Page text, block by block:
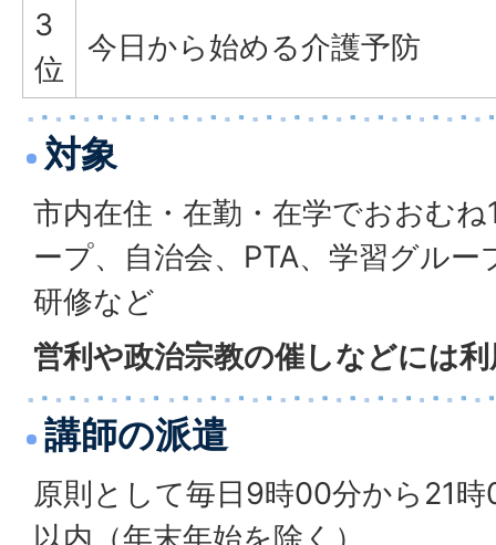
3
位
今日から始める介護予防
対象
市内在住・在勤・在学でおおむ
ープ、自治会、PTA、学習グル
研修など
営利や政治宗教の催しなどには
講師の派遣
原則として毎日9時00分から21